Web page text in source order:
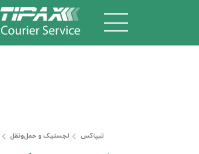
تیپاکس لجستیک و حمل‎‌و‎نقل